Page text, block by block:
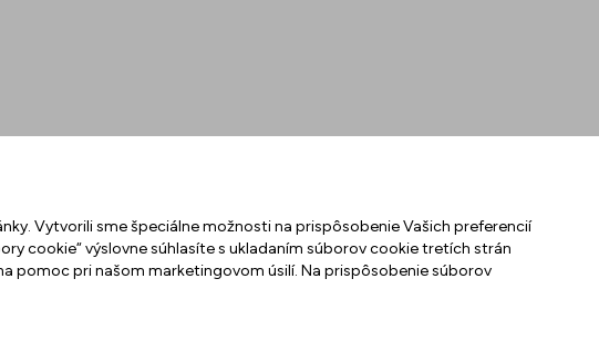
Vytvorili sme špeciálne možnosti na prispôsobenie Vašich preferencií
cookie“ výslovne súhlasíte s ukladaním súborov cookie tretích strán
pomoc pri našom marketingovom úsilí. Na prispôsobenie súborov